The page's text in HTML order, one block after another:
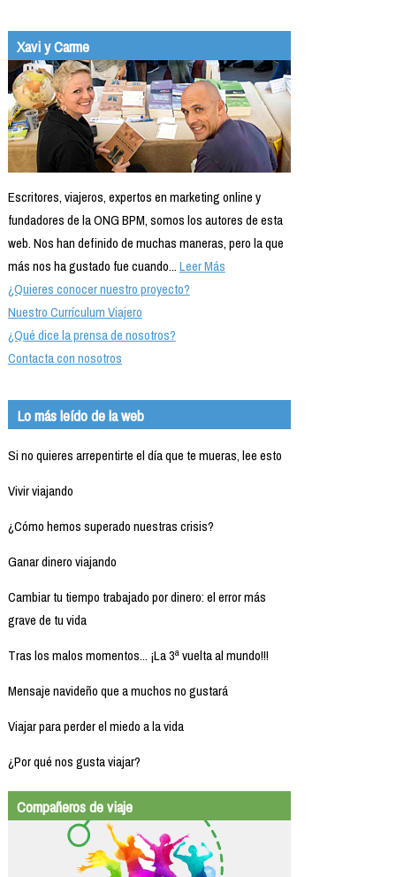
Xavi y Carme
Escritores, viajeros, expertos en marketing online y
fundadores de la ONG BPM, somos los autores de esta
web. Nos han definido de muchas maneras, pero la que
más nos ha gustado fue cuando...Leer Más
¿Quieres conocer nuestro proyecto?
Nuestro Currículum Viajero
¿Qué dice la prensa de nosotros?
Contacta con nosotros
Lo más leído de la web
Si no quieres arrepentirte el día que te mueras, lee esto
Vivir viajando
¿Cómo hemos superado nuestras crisis?
Ganar dinero viajando
Cambiar tu tiempo trabajado por dinero: el error más
grave de tu vida
Tras los malos momentos... ¡La 3ª vuelta al mundo!!!
Mensaje navideño que a muchos no gustará
Viajar para perder el miedo a la vida
¿Por qué nos gusta viajar?
Compañeros de viaje